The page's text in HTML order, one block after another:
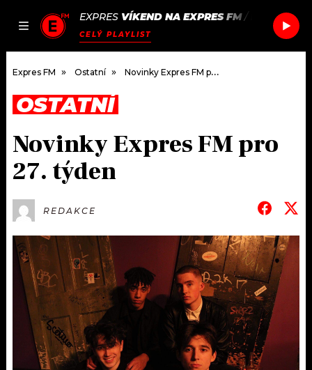
JAK
SEZNAM.CZ
EXPRES VÍKEND NA EXPRES FM/
CELÝ PLAYLIST
DOMŮ
ČLÁNKY
AKTUÁLNĚ
HUDBA
ROZHOVORY
#NEBUDUDOMA
KALENDÁŘ
KVÍZY
PODCASTY
JAK NALADIT
RÁDIO
APLIKACE
PROGRAM
PLAYLIST
SOUTĚŽE
Expres FM Ostatní Novinky Expres FM pro 27. týden
OSTATNÍ
Novinky Expres FM pro
27. týden
REDAKCE